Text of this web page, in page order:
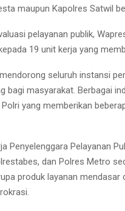
maupun Kapolres Satwil
pelayanan publik,
19 unit kerja yang
seluruh instansi
bagi masyarakat. Berbagai
yang memberikan
Penyelenggara Pelayanan
dan Polres Metro
produk layanan